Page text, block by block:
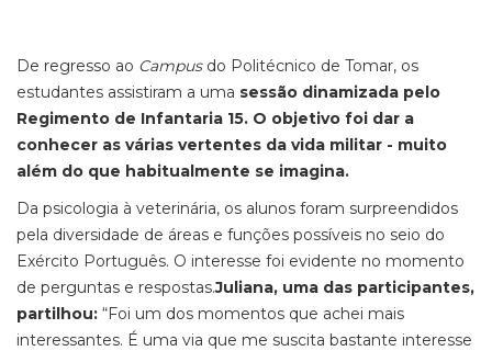
De regresso ao Campusdo Politécnico de Tomar, os
estudantes assistiram a uma sessão dinamizada pelo
Regimento de Infantaria 15. O objetivo foi dar a
conhecer as várias vertentes da vida militar - muito
além do que habitualmente se imagina.
Da psicologia à veterinária, os alunos foram surpreendidos
pela diversidade de áreas e funções possíveis no seio do
Exército Português. O interesse foi evidente no momento
de perguntas e respostas.Juliana, uma das participantes,
partilhou: “Foi um dos momentos que achei mais
interessantes. É uma via que me suscita bastante interesse